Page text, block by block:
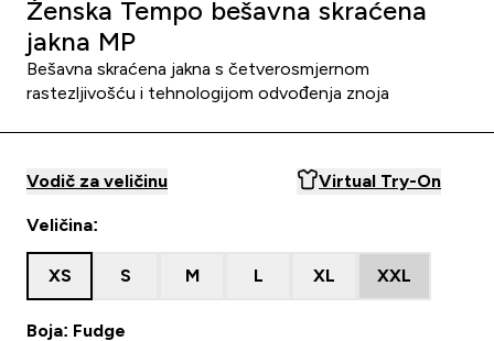
Ženska Tempo bešavna skraćena
jakna MP
Bešavna skraćena jakna s četverosmjernom
rastezljivošću i tehnologijom odvođenja znoja
Vodič za veličinu Virtual Try-On
Veličina:
XS S M L XL XXL
Boja: Fudge